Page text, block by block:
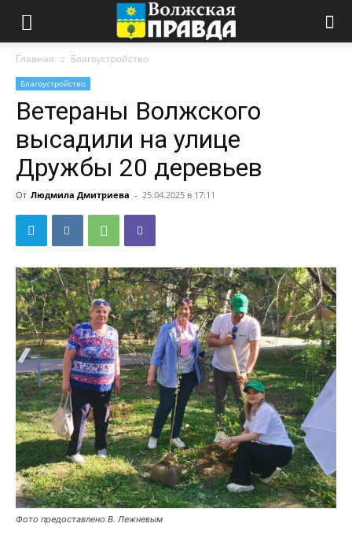
Главная Благоустройство
Благоустройство
Ветераны Волжского
высадили на улице
Дружбы 20 деревьев
От Людмила Дмитриева - 25.04.2025 в 17:11
Фото предоставлено В. Лежневым